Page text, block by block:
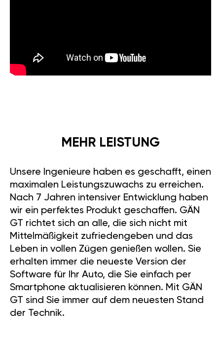
MEHR LEISTUNG
Unsere Ingenieure haben es geschafft, einen
maximalen Leistungszuwachs zu erreichen.
Nach 7 Jahren intensiver Entwicklung haben
wir ein perfektes Produkt geschaffen. GÄN
GT richtet sich an alle, die sich nicht mit
Mittelmäßigkeit zufriedengeben und das
Leben in vollen Zügen genießen wollen. Sie
erhalten immer die neueste Version der
Software für Ihr Auto, die Sie einfach per
Smartphone aktualisieren können. Mit GÄN
GT sind Sie immer auf dem neuesten Stand
der Technik.